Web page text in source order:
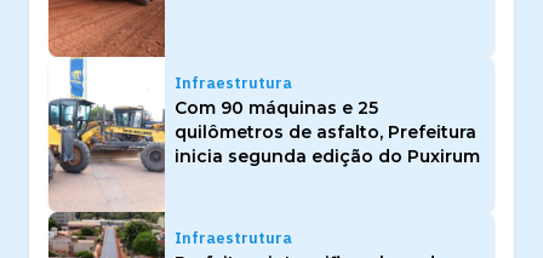
Infraestrutura
Com 90 máquinas e 25
quilômetros de asfalto, Prefeitura
inicia segunda edição do Puxirum
Infraestrutura